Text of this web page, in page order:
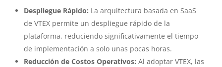
Despliegue Rápido: La arquitectura basada en SaaS
de VTEX permite un despliegue rápido de la
plataforma, reduciendo significativamente el tiempo
de implementación a solo unas pocas horas.
Reducción de Costos Operativos: Al adoptar VTEX, las